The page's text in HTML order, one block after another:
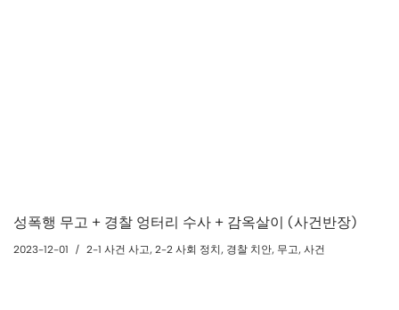
성폭행 무고 + 경찰 엉터리 수사 + 감옥살이 (사건반장)
2023-12-01 2-1 사건 사고, 2-2 사회 정치, 경찰 치안, 무고, 사건